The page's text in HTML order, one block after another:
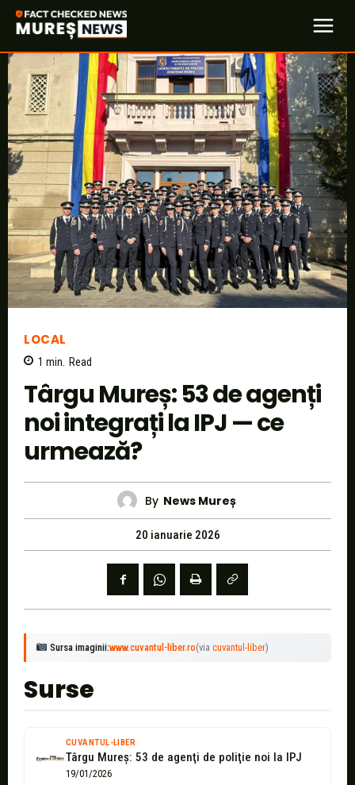
LOCAL
1 min. Read
Târgu Mureș: 53 de agenți
noi integrați la IPJ — ce
urmează?
By News Mureș
20 ianuarie 2026
Sursa imaginii:www.cuvantul-liber.ro(via cuvantul-liber)
Surse
CUVANTUL-LIBER
Târgu Mureş: 53 de agenţi de poliţie noi la IPJ
19/01/2026